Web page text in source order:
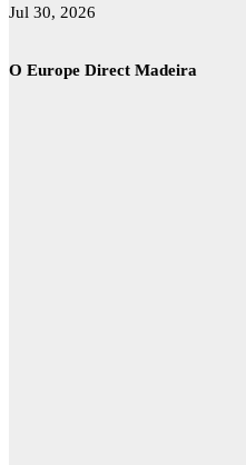
Jul 30, 2026
O Europe Direct Madeira